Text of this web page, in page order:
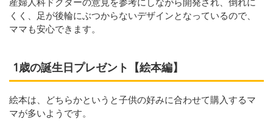
くく、足が後輪にぶつからないデザインとなっているので、
ママも安心できます。
1歳の誕生日プレゼント【絵本編】
絵本は、どちらかというと子供の好みに合わせて購入するマ
マが多いようです。